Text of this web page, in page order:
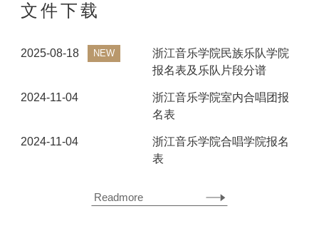
文件下载
2025-08-18 NEW
浙江音乐学院民族乐队学院
报名表及乐队片段分谱
2024-11-04
浙江音乐学院室内合唱团报
名表
2024-11-04
浙江音乐学院合唱学院报名
表
Readmore